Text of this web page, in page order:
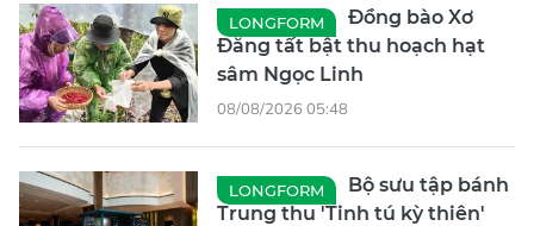
LONGFORM
Đồng bào Xơ
Đăng tất bật thu hoạch hạt
sâm Ngọc Linh
08/08/2026 05:48
LONGFORM
Bộ sưu tập bánh
Trung thu 'Tinh tú kỳ thiên'